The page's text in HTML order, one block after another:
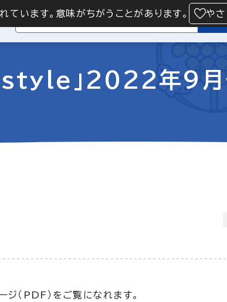
ています。意味がちがうことがあります。 や
検
style」2022年9月
（PDF）をご覧になれます。